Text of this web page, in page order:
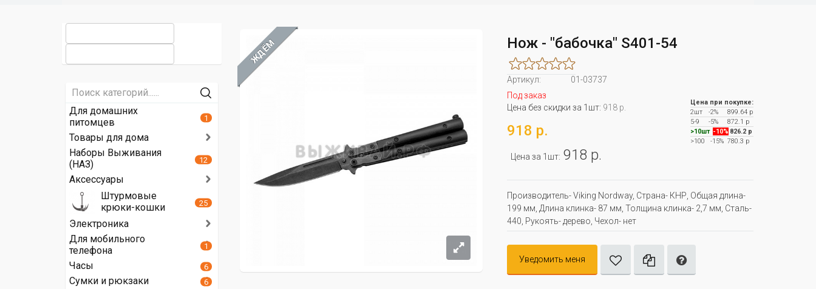
ЖДЁМ Нож - "бабочка" S401-54
Артикул:
01-03737
Под заказ
Цена без скидки за 1шт: 918 р.
918 р.
Цена за 1шт: 918 р.
Цена при покупке:
2шт
-2%
899.64 р
5-9
-5%
872.1 р
>10шт -10% 826.2 р
>100
-15%780.3 р
Производитель- Viking Nordway, Страна- КНР, Oбщая длина-
199 мм, Длина клинка- 87 мм, Толщина клинка- 2,7 мм, Сталь-
440, Рукоять- дерево, Чехол- нет
Уведомить меня
Для домашних
питомцев
1
Товары для дома
Наборы Выживания
(НАЗ)
12
Аксессуары
Штурмовые
крюки-кошки
25
Электроника
Для мобильного
телефона
1
Часы 6
Сумки и рюкзаки 6